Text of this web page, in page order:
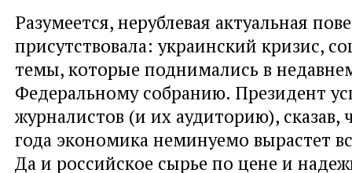
Разумеется, нерублевая актуальная
присутствовала: украинский кризис,
темы, которые поднимались в
Федеральному собранию. Президент
журналистов (и их аудиторию), сказав,
года экономика неминуемо вырастет
Да и российское сырье по цене и